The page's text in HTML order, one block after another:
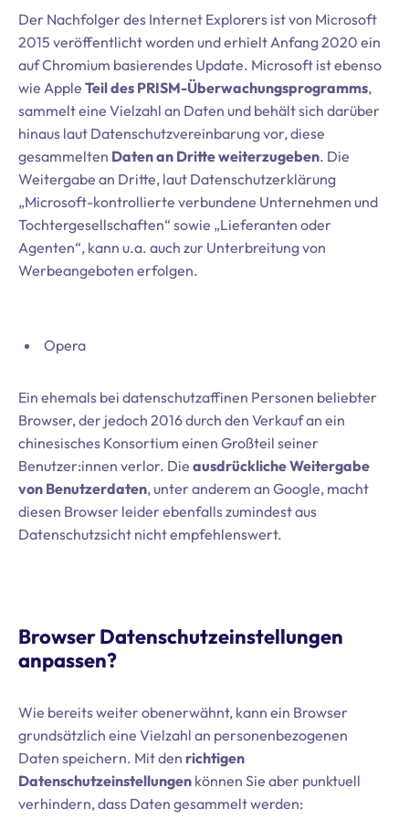
Der Nachfolger des Internet Explorers ist von Microsoft
2015 veröffentlicht worden und erhielt Anfang 2020 ein
auf Chromium basierendes Update. Microsoft ist ebenso
wie Apple Teil des PRISM-Überwachungsprogramms,
sammelt eine Vielzahl an Daten und behält sich darüber
hinaus laut Datenschutzvereinbarung vor, diese
gesammelten Daten an Dritte weiterzugeben. Die
Weitergabe an Dritte, laut Datenschutzerklärung
„Microsoft-kontrollierte verbundene Unternehmen und
Tochtergesellschaften“ sowie „Lieferanten oder
Agenten“, kann u.a. auch zur Unterbreitung von
Werbeangeboten erfolgen.
Opera
Ein ehemals bei datenschutzaffinen Personen beliebter
Browser, der jedoch 2016 durch den Verkauf an ein
chinesisches Konsortium einen Großteil seiner
Benutzer:innen verlor. Die ausdrückliche Weitergabe
von Benutzerdaten, unter anderem an Google, macht
diesen Browser leider ebenfalls zumindest aus
Datenschutzsicht nicht empfehlenswert.
Browser Datenschutzeinstellungen
anpassen?
Wie bereits weiter obenerwähnt, kann ein Browser
grundsätzlich eine Vielzahl an personenbezogenen
Daten speichern. Mit den richtigen
Datenschutzeinstellungen können Sie aber punktuell
verhindern, dass Daten gesammelt werden: